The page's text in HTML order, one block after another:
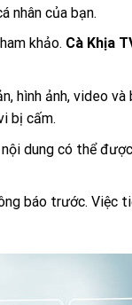
nhân của bạn.
khảo. Cà Khịa
hình ảnh, video
bị cấm.
dung có thể
báo trước. Việc